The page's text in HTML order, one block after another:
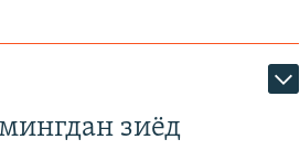
зиёд